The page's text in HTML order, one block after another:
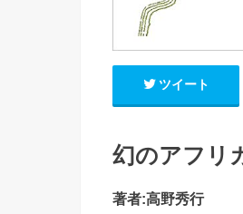
ツイート
幻のアフリ
著者:高野秀行